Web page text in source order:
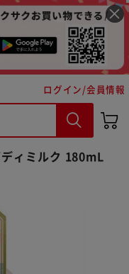
ログイン/会員情報
ィミルク 180mL